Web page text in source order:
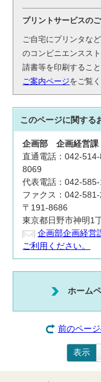
プリントサービスの
ご自宅にプリンタな
のコンビニエンスス
請書等を印刷するこ
ご案内ページをご覧
このページに関する
企画部企画経営課
直通電話：042-
8069
代表電話：042-
ファクス：042-
〒191-8686
東京都日野市神明1
企画部企画経営
ご利用ください。
ホーム
前のペー
表示